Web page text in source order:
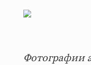
Фотографии